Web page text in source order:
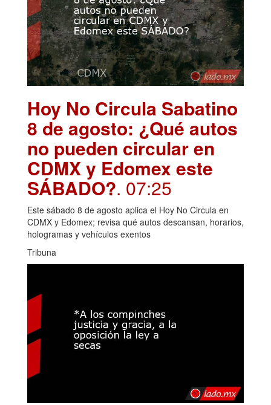
Hoy No Circula Sabatino
8 de agosto: ¿Qué autos
no pueden circular en
CDMX y Edomex este
SÁBADO?. 07:25
Este sábado 8 de agosto aplica el Hoy No Circula en
CDMX y Edomex; revisa qué autos descansan, horarios,
hologramas y vehículos exentos
Tribuna